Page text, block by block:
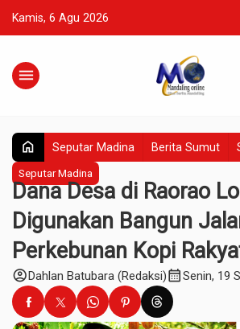
Kamis, 6 Agu 2026
menu
home Seputar Madina Berita Sumut
Seputar Madina
Dana Desa di Raorao
Digunakan Bangun
Perkebunan Kopi
account_circleDahlan Batubara (Redaksi)calendar_monthSenin, 19